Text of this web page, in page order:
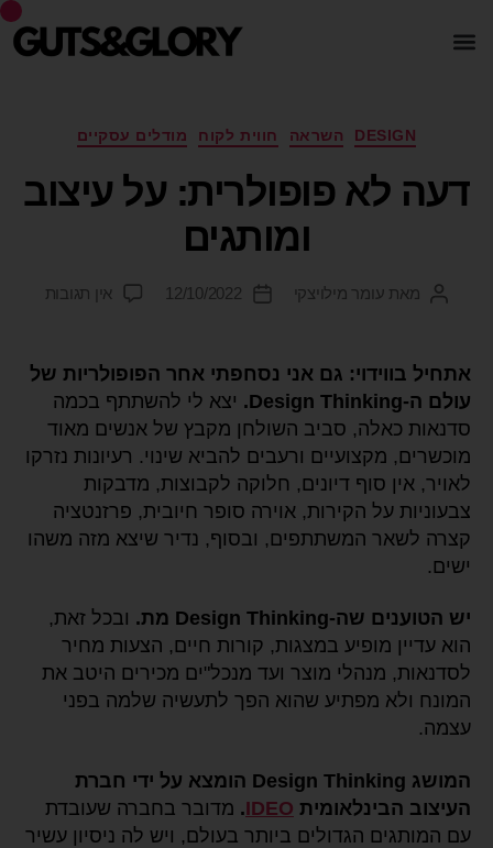
DESIGN השראה חווית לקוח מודלים עסקיים
דעה לא פופולרית: על עיצוב
ומותגים
מאת עומר מילויצקי 12/10/2022 אין תגובות
אתחיל בווידוי: גם אני נסחפתי אחר הפופולריות של
עולם ה-Design Thinking.
יצא לי להשתתף בכמה
סדנאות כאלה, סביב השולחן מקבץ של אנשים מאוד
מוכשרים, מקצועיים ורעבים להביא שינוי. רעיונות נזרקו
לאויר, אין סוף דיונים, חלוקה לקבוצות, מדבקות
צבעוניות על הקירות, אוירה סופר חיובית, פרזנטציה
קצרה לשאר המשתתפים, ובסוף, נדיר שיצא מזה משהו
ישים.
יש הטוענים שה-Design Thinking מת.
ובכל זאת,
הוא עדיין מופיע במצגות, קורות חיים, הצעות מחיר
לסדנאות, מנהלי מוצר ועד מנכל"ים מכירים היטב את
המונח ולא מפתיע שהוא הפך לתעשיה שלמה בפני
עצמה.
המושג
Design Thinking הומצא על ידי חברת
העיצוב הבינלאומית IDEO
. מדובר בחברה שעובדת
עם המותגים הגדולים ביותר בעולם, ויש לה ניסיון עשיר